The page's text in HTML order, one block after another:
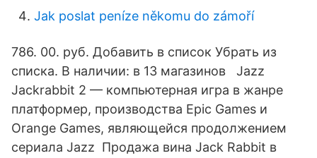
Jak poslat peníze někomu do zámoří
786. 00. руб. Добавить в список Убрать из
списка. В наличии: в 13 магазинов Jazz
Jackrabbit 2 — компьютерная игра в жанре
платформер, производства Epic Games и
Orange Games, являющейся продолжением
сериала Jazz Продажа вина Jack Rabbit в